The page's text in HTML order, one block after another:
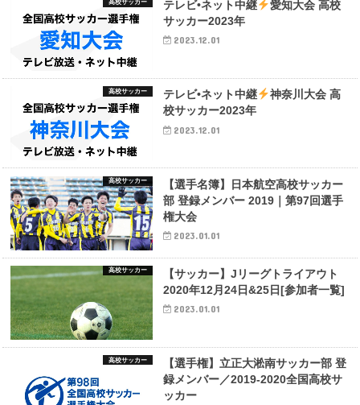
高校サッカー テレビ•ネット中継
愛知大会 高校
サッカー2023年
2023.12.01
高校サッカー テレビ•ネット中継
神奈川大会 高
校サッカー2023年
2023.12.01
高校サッカー
【選手名簿】日本航空高校サッカー
部 登録メンバー 2019｜第97回選手
権大会
2023.01.01
高校サッカー
【サッカー】Jリーグトライアウト
2020年12月24日&25日[参加者一覧]
2023.01.01
高校サッカー
【選手権】立正大淞南サッカー部 登
録メンバー／2019-2020全国高校サ
ッカー